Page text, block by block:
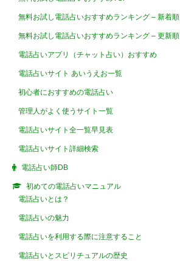
無料お試し電話占いおすすめランキング – 新着順
無料お試し電話占いおすすめランキング – 更新順
電話占いアプリ（チャット占い）おすすめ
電話占いサイト あいうえお一覧
初心者におすすめの電話占い
管理人がよく使うサイト一覧
電話占いサイト全一覧早見表
電話占いサイト詳細検索
電話占い師DB
初めての電話占いマニュアル
電話占いとは？
電話占いの魅力
電話占いを利用する際に注意すること
電話占いとスピリチュアルの歴史